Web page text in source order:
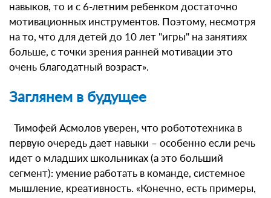
навыков, то и с 6-летним ребенком достаточно
мотивационных инструментов. Поэтому, несмотря
на то, что для детей до 10 лет "игры" на занятиях
больше, с точки зрения ранней мотивации это
очень благодатный возраст».
Заглянем в будущее
Тимофей Асмолов уверен, что робототехника в
первую очередь дает навыки – особенно если речь
идет о младших школьниках (а это больший
сегмент): умение работать в команде, системное
мышление, креативность. «Конечно, есть примеры,